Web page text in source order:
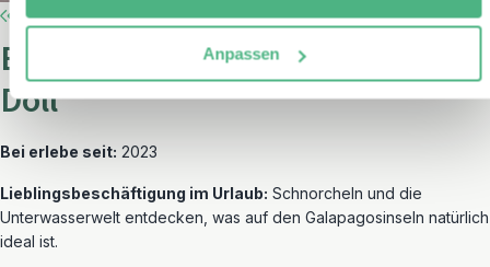
Anpassen
Ecuador Reiseexpertin Linda
Doll
Bei erlebe seit: 2023
Lieblingsbeschäftigung im Urlaub: Schnorcheln und die
Unterwasserwelt entdecken, was auf den Galapagosinseln natürlich
ideal ist.